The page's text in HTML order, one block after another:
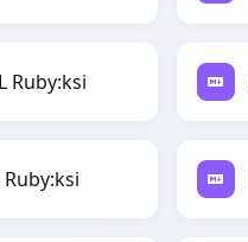
Ruby:ksi
Ruby:ksi